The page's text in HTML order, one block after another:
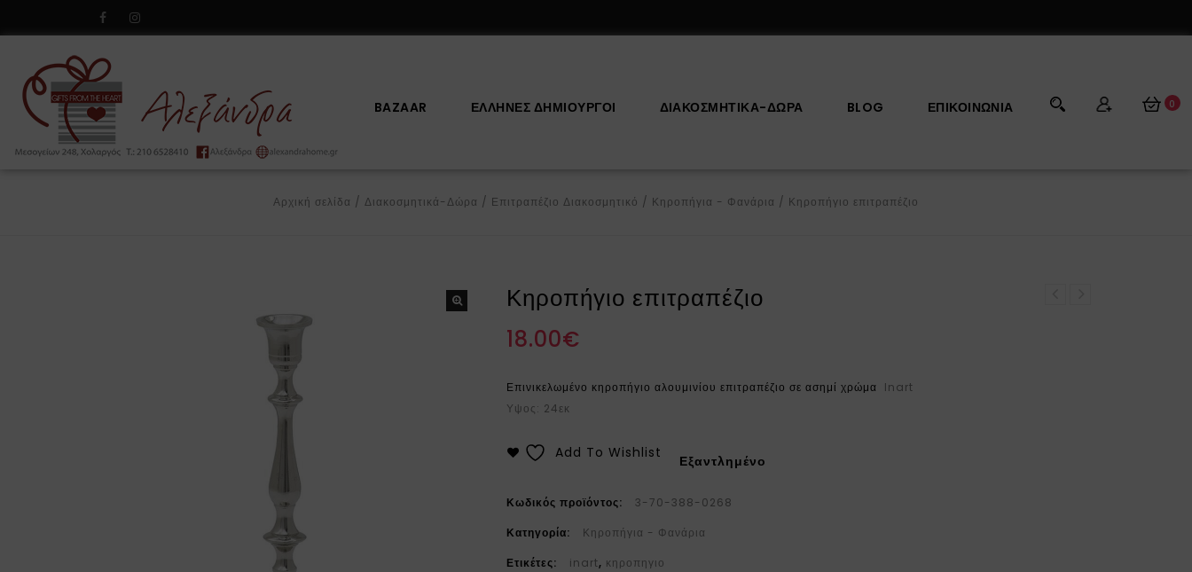
BAZAAR ΕΛΛΗΝΕΣ ΔΗΜΙΟΥΡΓΟΙ ΔΙΑΚΟΣΜΗΤΙΚΆ-ΔΏΡΑ BLOG ΕΠΙΚΟΙΝΩΝΊΑ 0
Αρχική σελίδα / Διακοσμητικά-Δώρα / Επιτραπέζιο Διακοσμητικό / Κηροπήγια - Φανάρια / Κηροπήγιο επιτραπέζιο
Κηροπήγιο επιτραπέζιο
18.00€
Επινικελωμένο κηροπήγιο αλουμινίου επιτραπέζιο σε ασημί χρώμα
Inart
Υψος: 24εκ
Εξαντλημένο
Add To Wishlist
Κωδικός προϊόντος:
3-70-388-0268
Κατηγορία:
Κηροπήγια - Φανάρια
Ετικέτες:
inart, κηροπηγιο